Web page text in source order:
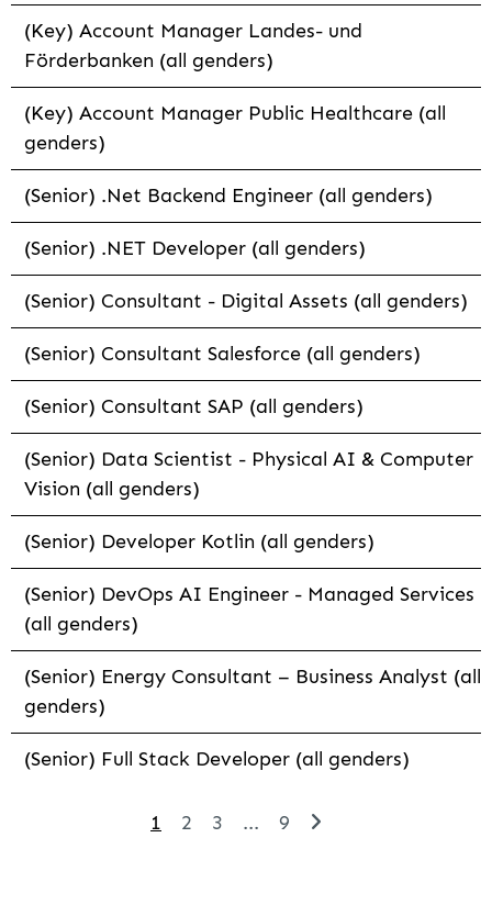
(Key) Account Manager Landes- und
Förderbanken (all genders)
(Key) Account Manager Public Healthcare (all
genders)
(Senior) .Net Backend Engineer (all genders)
(Senior) .NET Developer (all genders)
(Senior) Consultant - Digital Assets (all genders)
(Senior) Consultant Salesforce (all genders)
(Senior) Consultant SAP (all genders)
(Senior) Data Scientist - Physical AI & Computer
Vision (all genders)
(Senior) Developer Kotlin (all genders)
(Senior) DevOps AI Engineer - Managed Services
(all genders)
(Senior) Energy Consultant – Business Analyst (all
genders)
(Senior) Full Stack Developer (all genders)
1 2 3 ... 9